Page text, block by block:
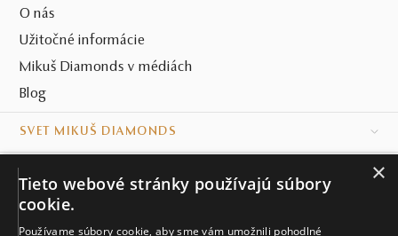
O nás
Užitočné informácie
Mikuš Diamonds v médiách
Blog
SVET MIKUŠ DIAMONDS
KONTAKT
×
Tieto webové stránky používajú súbory
cookie.
Používame súbory cookie, aby sme vám umožnili pohodlné